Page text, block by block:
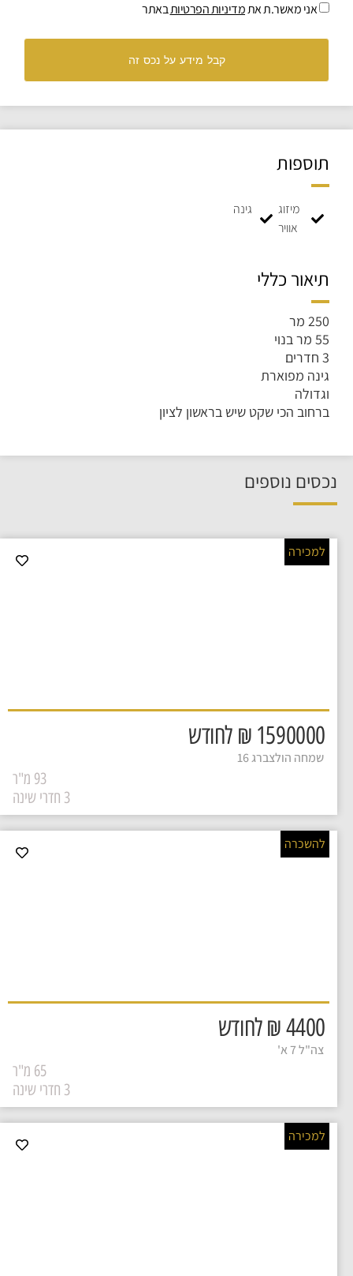
אני מאשר.ת אתמדיניות הפרטיותבאתר
קבל מידע על נכס זה
תוספות
מיזוג
אוויר
גינה
תיאור כללי
250 מר
55 מר בנוי
גינה מפוארת
וגדולה
ברחוב הכי שקט שיש בראשון לציון
נכסים נוספים
1590000 ₪ לחודש
שמחה הולצברג 16
למכירה
93 מ"ר
4400 ₪ לחודש
צה"ל 7 א'
להשכרה
65 מ"ר
למכירה